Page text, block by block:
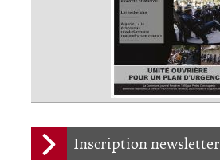
Inscription newsletter